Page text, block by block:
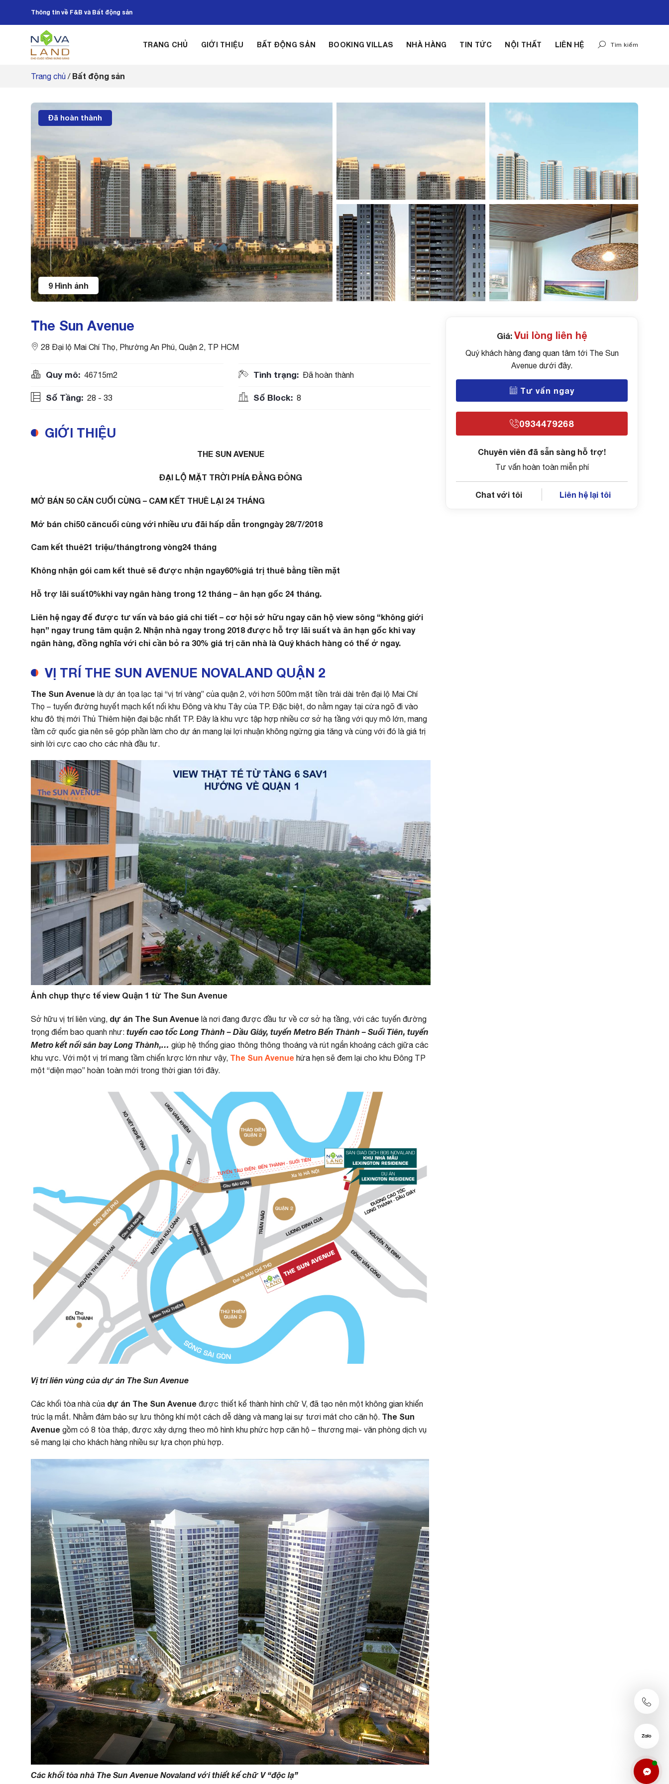
Thông tin về F&B và Bất động sản
TRANG CHỦ GIỚI THIỆU BẤT ĐỘNG SẢN BOOKING VILLAS NHÀ HÀNG TIN TỨC NỘI THẤT LIÊN HỆ Tìm kiếm
Trang chủ / Bất động sản
9 Hình ảnh
Đã hoàn thành
The Sun Avenue
28 Đại lộ Mai Chí Thọ, Phường An Phú, Quận 2, TP HCM
Quy mô: 46715m2 Tình trạng: Đã hoàn thành
Số Tầng: 28 - 33 Số Block: 8
GIỚI THIỆU
THE SUN AVENUE
ĐẠI LỘ MẶT TRỜI PHÍA ĐẰNG ĐÔNG
MỞ BÁN 50 CĂN CUỐI CÙNG – CAM KẾT THUÊ LẠI 24 THÁNG
Mở bán chỉ50 căncuối cùng với nhiều ưu đãi hấp dẫn trongngày 28/7/2018
Cam kết thuê21 triệu/thángtrong vòng24 tháng
Không nhận gói cam kết thuê sẽ được nhận ngay60%giá trị thuê bằng tiền mặt
Hỗ trợ lãi suất0%khi vay ngân hàng trong 12 tháng – ân hạn gốc 24 tháng.
Liên hệ ngay để được tư vấn và báo giá chi tiết – cơ hội sở hữu ngay căn hộ view sông “không giới
hạn” ngay trung tâm quận 2. Nhận nhà ngay trong 2018 được hỗ trợ lãi suất và ân hạn gốc khi vay
ngân hàng, đồng nghĩa với chỉ cần bỏ ra 30% giá trị căn nhà là Quý khách hàng có thể ở ngay.
VỊ TRÍ THE SUN AVENUE NOVALAND QUẬN 2
The Sun Avenue là dự án tọa lạc tại “vị trí vàng” của quận 2, với hơn 500m mặt tiền trải dài trên đại lộ Mai Chí
Thọ – tuyến đường huyết mạch kết nối khu Đông và khu Tây của TP. Đặc biệt, do nằm ngay tại cửa ngõ đi vào
khu đô thị mới Thủ Thiêm hiện đại bậc nhất TP. Đây là khu vực tập hợp nhiều cơ sở hạ tầng với quy mô lớn, mang
tầm cỡ quốc gia nên sẽ góp phần làm cho dự án mang lại lợi nhuận không ngừng gia tăng và cùng với đó là giá trị
sinh lời cực cao cho các nhà đầu tư.
Ảnh chụp thực tế view Quận 1 từ The Sun Avenue
Sở hữu vị trí liên vùng, dự án The Sun Avenue là nơi đang được đầu tư về cơ sở hạ tầng, với các tuyến đường
trọng điểm bao quanh như: tuyến cao tốc Long Thành – Dầu Giây, tuyến Metro Bến Thành – Suối Tiên, tuyến
Metro kết nối sân bay Long Thành,… giúp hệ thống giao thông thông thoáng và rút ngắn khoảng cách giữa các
khu vực. Với một vị trí mang tầm chiến lược lớn như vậy, The Sun Avenue hứa hẹn sẽ đem lại cho khu Đông TP
một “diện mạo” hoàn toàn mới trong thời gian tới đây.
Vị trí liên vùng của dự án The Sun Avenue
Các khối tòa nhà của dự án The Sun Avenue được thiết kế thành hình chữ V, đã tạo nên một không gian khiến
trúc lạ mắt. Nhằm đảm bảo sự lưu thông khí một cách dễ dàng và mang lại sự tươi mát cho căn hộ. The Sun
Avenue gồm có 8 tòa tháp, được xây dựng theo mô hình khu phức hợp căn hộ – thương mại- văn phòng dịch vụ
sẽ mang lại cho khách hàng nhiều sự lựa chọn phù hợp.
Các khối tòa nhà The Sun Avenue Novaland với thiết kế chữ V “độc lạ”
Giá: Vui lòng liên hệ
Quý khách hàng đang quan tâm tới The Sun
Avenue dưới đây.
Tư vấn ngay
0934479268
Chuyên viên đã sẵn sàng hỗ trợ!
Tư vấn hoàn toàn miễn phí
Chat với tôi Liên hệ lại tôi